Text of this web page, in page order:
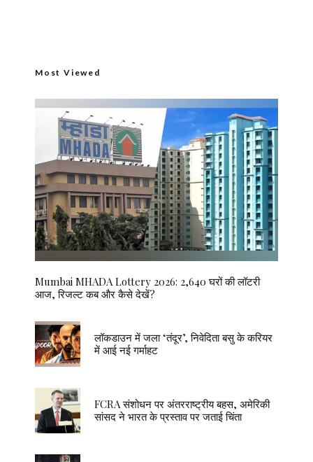
Most Viewed
Mumbai MHADA Lottery 2026: 2,640 घरों की लॉटरी
आज, रिजल्ट कब और कैसे देखें?
लॉकडाउन में जला ‘तंदूर’, निवेदिता बसु के करियर
में आई नई गर्माहट
FCRA संशोधन पर अंतरराष्ट्रीय बहस, अमेरिकी
सांसद ने भारत के प्रस्ताव पर जताई चिंता